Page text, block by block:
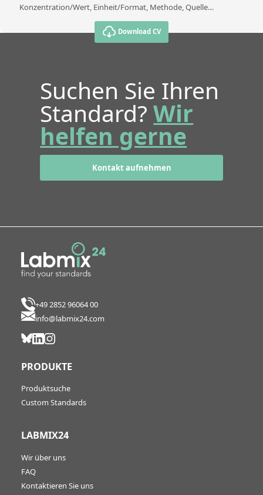
Konzentration/Wert, Einheit/Format, Methode, Quelle…
Download CV
Suchen Sie Ihren
Standard?Wir
helfen gerne
Kontakt aufnehmen
+49 2852 96064 00
info@labmix24.com
PRODUKTE
Produktsuche
Custom Standards
LABMIX24
Wir über uns
FAQ
Kontaktieren Sie uns